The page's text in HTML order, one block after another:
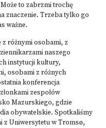
to zabrzmi trochę
znaczenie. Trzeba tylko go
ważne.
różnymi osobami, z
naszego
instytucji kultury,
osobami z różnych
konferencja
zespołów
Mazurskiego, gdzie
obywatelskie. Spotkaliśmy
z Uniwersytetu w Tromsø,